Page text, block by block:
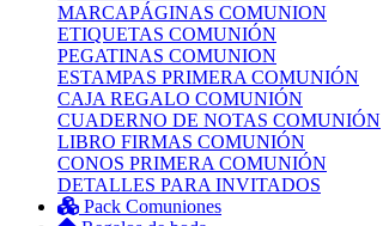
MARCAPÁGINAS COMUNION
ETIQUETAS COMUNIÓN
PEGATINAS COMUNION
ESTAMPAS PRIMERA COMUNIÓN
CAJA REGALO COMUNIÓN
CUADERNO DE NOTAS COMUNIÓN
LIBRO FIRMAS COMUNIÓN
CONOS PRIMERA COMUNIÓN
DETALLES PARA INVITADOS
Pack Comuniones